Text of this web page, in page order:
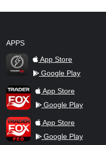
APPS
TraderFox Flash
App Store
Google Play
TraderFox AppApp Store
Google Play
TraderFox ProApp Store
Google Play